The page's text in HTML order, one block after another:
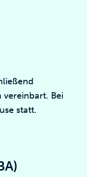
vereinbart. Bei
statt.